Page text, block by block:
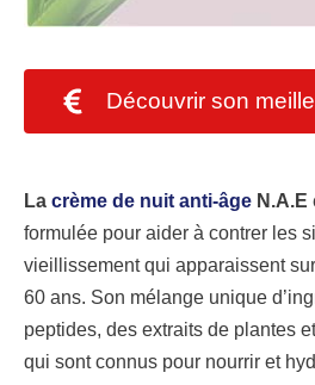
Découvrir son
La crème de nuit anti-âge N.A.E
formulée pour aider à contrer les
vieillissement qui apparaissent
60 ans. Son mélange unique
peptides, des extraits de plantes
qui sont connus pour nourrir et